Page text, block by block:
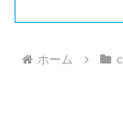
ホーム